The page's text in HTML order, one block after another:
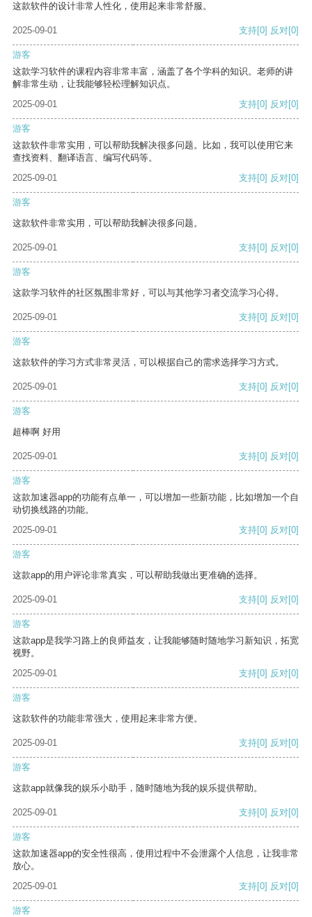
这款软件的设计非常人性化，使用起来非常舒服。
2025-09-01 支持[0] 反对[0]
游客
这款学习软件的课程内容非常丰富，涵盖了各个学科的知识。老师的讲
解非常生动，让我能够轻松理解知识点。
2025-09-01
支持[0] 反对[0]
游客
这款软件非常实用，可以帮助我解决很多问题。比如，我可以使用它来
查找资料、翻译语言、编写代码等。
2025-09-01
支持[0] 反对[0]
游客
这款软件非常实用，可以帮助我解决很多问题。
2025-09-01 支持[0] 反对[0]
游客
这款学习软件的社区氛围非常好，可以与其他学习者交流学习心得。
2025-09-01 支持[0] 反对[0]
游客
这款软件的学习方式非常灵活，可以根据自己的需求选择学习方式。
2025-09-01 支持[0] 反对[0]
游客
超棒啊 好用
2025-09-01 支持[0] 反对[0]
游客
这款加速器app的功能有点单一，可以增加一些新功能，比如增加一个自
动切换线路的功能。
2025-09-01
支持[0] 反对[0]
游客
这款app的用户评论非常真实，可以帮助我做出更准确的选择。
2025-09-01 支持[0] 反对[0]
游客
这款app是我学习路上的良师益友，让我能够随时随地学习新知识，拓宽
视野。
2025-09-01
支持[0] 反对[0]
游客
这款软件的功能非常强大，使用起来非常方便。
2025-09-01 支持[0] 反对[0]
游客
这款app就像我的娱乐小助手，随时随地为我的娱乐提供帮助。
2025-09-01 支持[0] 反对[0]
游客
这款加速器app的安全性很高，使用过程中不会泄露个人信息，让我非常
放心。
2025-09-01
支持[0] 反对[0]
游客